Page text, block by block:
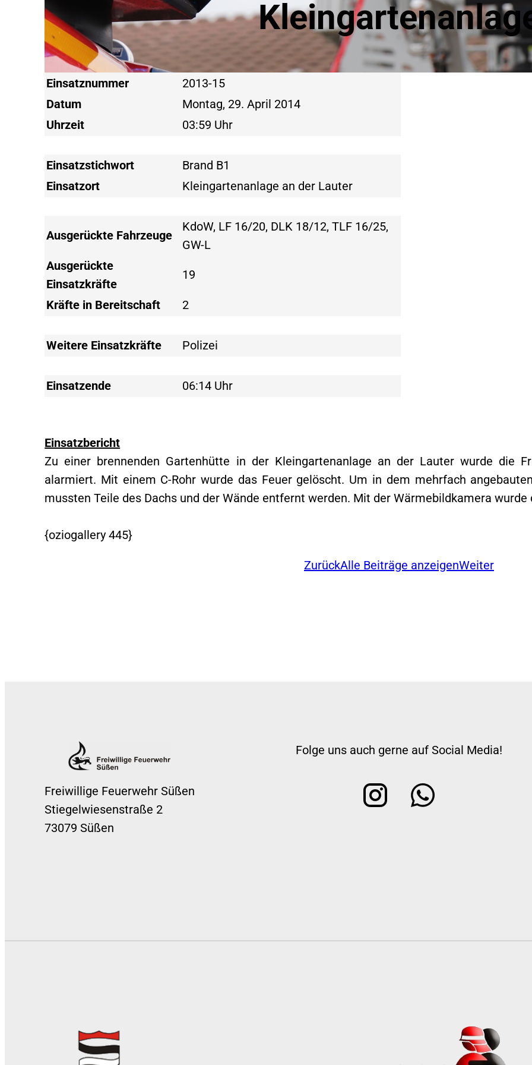
Einsatznummer
2013-15
Datum
Montag, 29. April 2014
Uhrzeit
03:59 Uhr
Einsatzstichwort
Brand B1
Einsatzort
Kleingartenanlage an der Lauter
Ausgerückte Fahrzeuge
KdoW, LF 16/20, DLK 18/12, TLF 16/25,
GW-L
Ausgerückte
Einsatzkräfte
19
Kräfte in Bereitschaft 2
Weitere Einsatzkräfte Polizei
Einsatzende 06:14 Uhr
Einsatzbericht
Zu einer brennenden Gartenhütte in der Kleingartenanlage an der Lauter wurde die
alarmiert. Mit einem C-Rohr wurde das Feuer gelöscht. Um in dem mehrfach
mussten Teile des Dachs und der Wände entfernt werden. Mit der Wärmebildkamera
{oziogallery 445}
ZurückAlle Beiträge anzeigenWeiter
Freiwillige Feuerwehr Süßen
Stiegelwiesenstraße 2
73079 Süßen
Folge uns auch gerne auf Social Media!